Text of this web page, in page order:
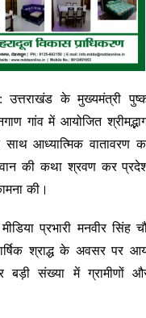
उत्तराखंड के मुख्यमंत्री
गांव में आयोजित
साथ आध्यात्मिक वातावरण
की कथा श्रवण कर
की।
प्रभारी मनवीर सिंह
श्राद्ध के अवसर पर
संख्या में ग्रामीणों